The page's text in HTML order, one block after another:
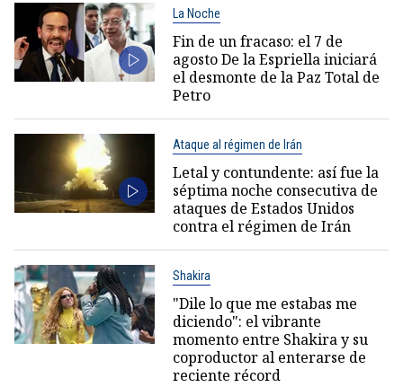
La Noche
Fin de un fracaso: el 7 de
agosto De la Espriella iniciará
el desmonte de la Paz Total de
Petro
Ataque al régimen de Irán
Letal y contundente: así fue la
séptima noche consecutiva de
ataques de Estados Unidos
contra el régimen de Irán
Shakira
"Dile lo que me estabas me
diciendo": el vibrante
momento entre Shakira y su
coproductor al enterarse de
reciente récord